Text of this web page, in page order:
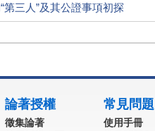
第三人”及其公證事項初探
論著授權
徵集論著
常見問題
使用手冊